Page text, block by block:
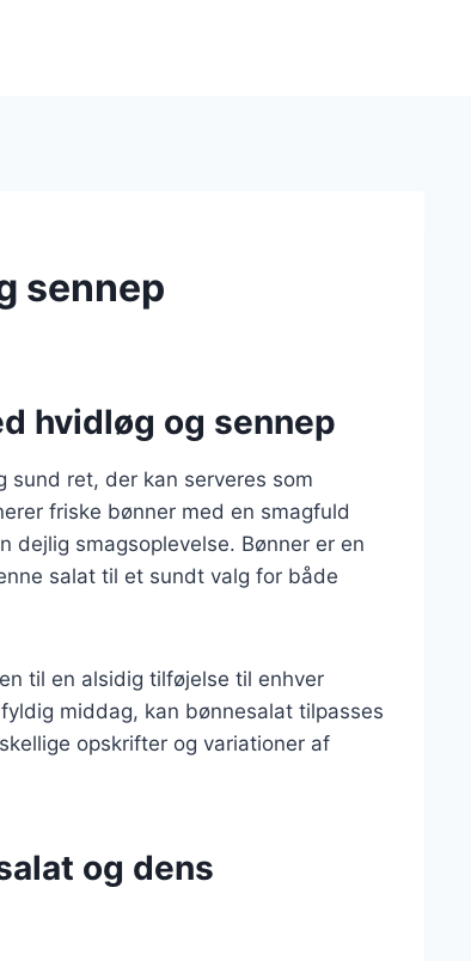
sennep
hvidløg og sennep
sund ret, der kan serveres som
friske bønner med en smagfuld
dejlig smagsoplevelse. Bønner er en
salat til et sundt valg for både
til en alsidig tilføjelse til enhver
middag, kan bønnesalat tilpasses
opskrifter og variationer af
og dens